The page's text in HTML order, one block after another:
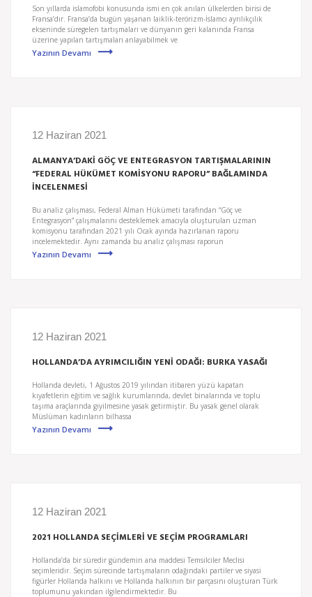
Son yıllarda islamofobi konusunda ismi en çok anılan ülkelerden birisi de
Fransa’dır. Fransa’da bugün yaşanan laiklik-terörizm-İslamcı ayrılıkçılık
ekseninde süregelen tartışmaları ve dünyanın geri kalanında Fransa
üzerine yapılan tartışmaları anlayabilmek ve
Yazının Devamı
12 Haziran 2021
ALMANYA’DAKİ GÖÇ VE ENTEGRASYON TARTIŞMALARININ
“FEDERAL HÜKÜMET KOMİSYONU RAPORU” BAĞLAMINDA
İNCELENMESİ
Bu analiz çalışması, Federal Alman Hükümeti tarafından “Göç ve
Entegrasyon” çalışmalarını desteklemek amacıyla oluşturulan uzman
komisyonu tarafından 2021 yılı Ocak ayında hazırlanan raporu
incelemektedir. Aynı zamanda bu analiz çalışması raporun
Yazının Devamı
12 Haziran 2021
HOLLANDA’DA AYRIMCILIĞIN YENİ ODAĞI: BURKA YASAĞI
Hollanda devleti, 1 Ağustos 2019 yılından itibaren yüzü kapatan
kıyafetlerin eğitim ve sağlık kurumlarında, devlet binalarında ve toplu
taşıma araçlarında giyilmesine yasak getirmiştir. Bu yasak genel olarak
Müslüman kadınların bilhassa
Yazının Devamı
12 Haziran 2021
2021 HOLLANDA SEÇİMLERİ VE SEÇİM PROGRAMLARI
Hollanda’da bir süredir gündemin ana maddesi Temsilciler Meclisi
seçimleridir. Seçim sürecinde tartışmaların odağındaki partiler ve siyasi
figürler Hollanda halkını ve Hollanda halkının bir parçasını oluşturan Türk
toplumunu yakından ilgilendirmektedir. Bu